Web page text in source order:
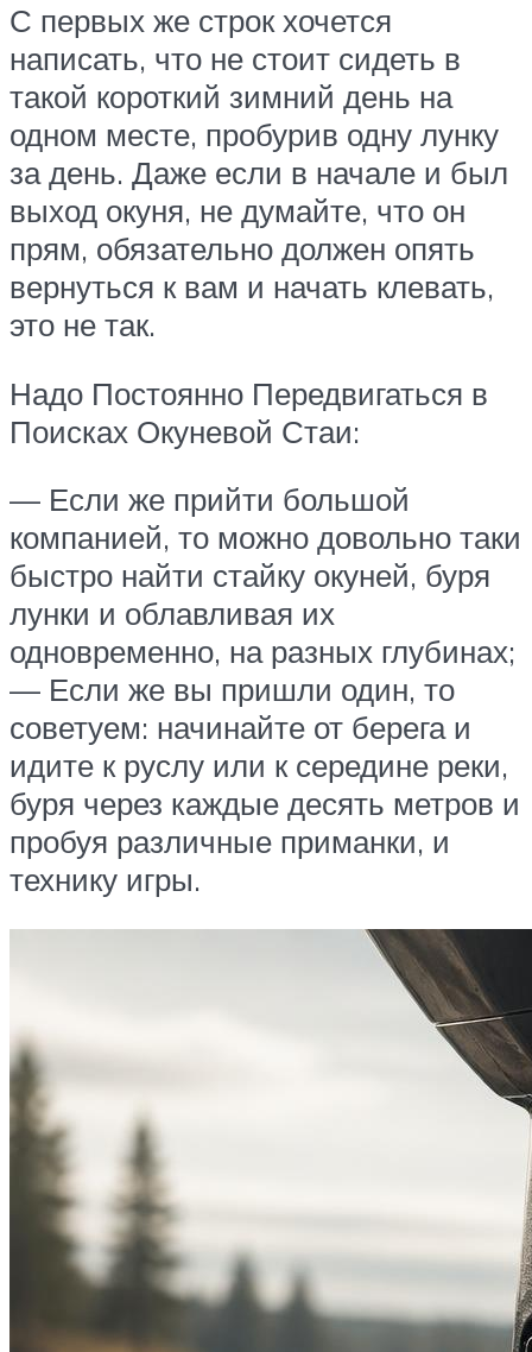
С первых же строк хочется
написать, что не стоит сидеть в
такой короткий зимний день на
одном месте, пробурив одну лунку
за день. Даже если в начале и был
выход окуня, не думайте, что он
прям, обязательно должен опять
вернуться к вам и начать клевать,
это не так.
Надо Постоянно Передвигаться в
Поисках Окуневой Стаи:
— Если же прийти большой
компанией, то можно довольно таки
быстро найти стайку окуней, буря
лунки и облавливая их
одновременно, на разных глубинах;
— Если же вы пришли один, то
советуем: начинайте от берега и
идите к руслу или к середине реки,
буря через каждые десять метров и
пробуя различные приманки, и
технику игры.